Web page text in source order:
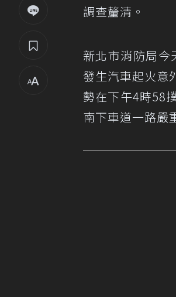
調查釐清。
新北市消防局今
發生汽車起火意
勢在下午4時58
南下車道一路嚴